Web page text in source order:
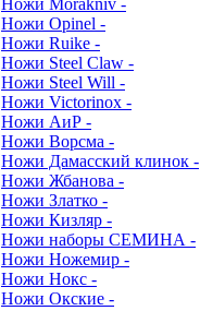
Ножи Morakniv -
Ножи Opinel -
Ножи Ruike -
Ножи Steel Claw -
Ножи Steel Will -
Ножи Victorinox -
Ножи АиР -
Ножи Ворсма -
Ножи Дамасский клинок -
Ножи Жбанова -
Ножи Златко -
Ножи Кизляр -
Ножи наборы СЕМИНА -
Ножи Ножемир -
Ножи Нокс -
Ножи Окские -